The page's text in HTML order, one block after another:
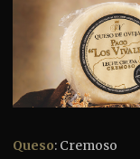
Queso: Cremoso